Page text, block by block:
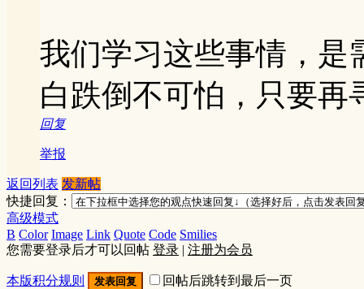
我们学习这些事情，是
白跌倒不可怕，只要再
回复
举报
返回列表 发新帖
快捷回复：
高级模式
B Color Image Link Quote Code Smilies
您需要登录后才可以回帖 登录 | 注册为会员
本版积分规则 发表回复 回帖后跳转到最后一页